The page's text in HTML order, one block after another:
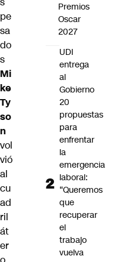
pe
sa
do
s
Mi
ke
Ty
so
n
vol
vió
al
cu
ad
ril
át
er
Premios
Oscar
2027
UDI
entrega
al
Gobierno
20
propuestas
para
enfrentar
la
emergencia
laboral:
“Queremos
que
recuperar
el
trabajo
vuelva